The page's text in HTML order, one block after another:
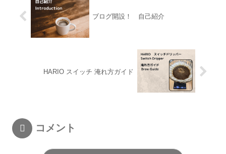
ブログ開設！ 自己紹介
HARIO スイッチ 淹れ方ガイド
コメント